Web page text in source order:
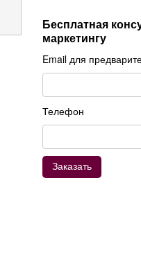
Бесплатная
маркетингу
Email для
Телефон